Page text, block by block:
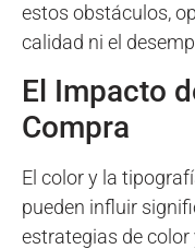
estos obstáculos,
calidad ni el
El Impacto
Compra
El color y la
pueden influir
estrategias de